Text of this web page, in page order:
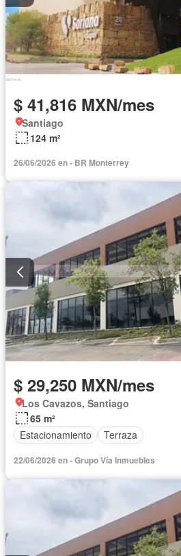
$ 41,816 MXN/mes
Santiago
124 m²
26/06/2026 en - BR Monterrey
$ 29,250 MXN/mes
Los Cavazos, Santiago
65 m²
Estacionamiento
Terraza
22/06/2026 en - Grupo Vía Inmuebles